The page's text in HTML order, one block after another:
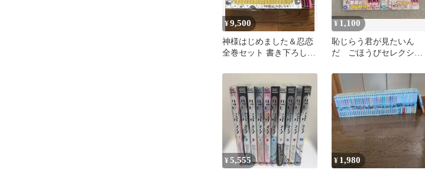
¥9,500
神様はじめました＆忍恋
全巻セット 書き下ろし収
¥ 1,100
恥じらう君が見たいん
だ ごほうびセレクショ
¥5,555 ¥ 1,980